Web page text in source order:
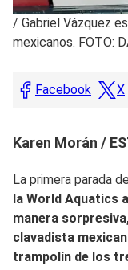
/ Gabriel Vázquez
mexicanos. FOTO:
Facebook X
Karen Morán /
La primera parada
la World Aquatics
manera
clavadista
trampolín de los